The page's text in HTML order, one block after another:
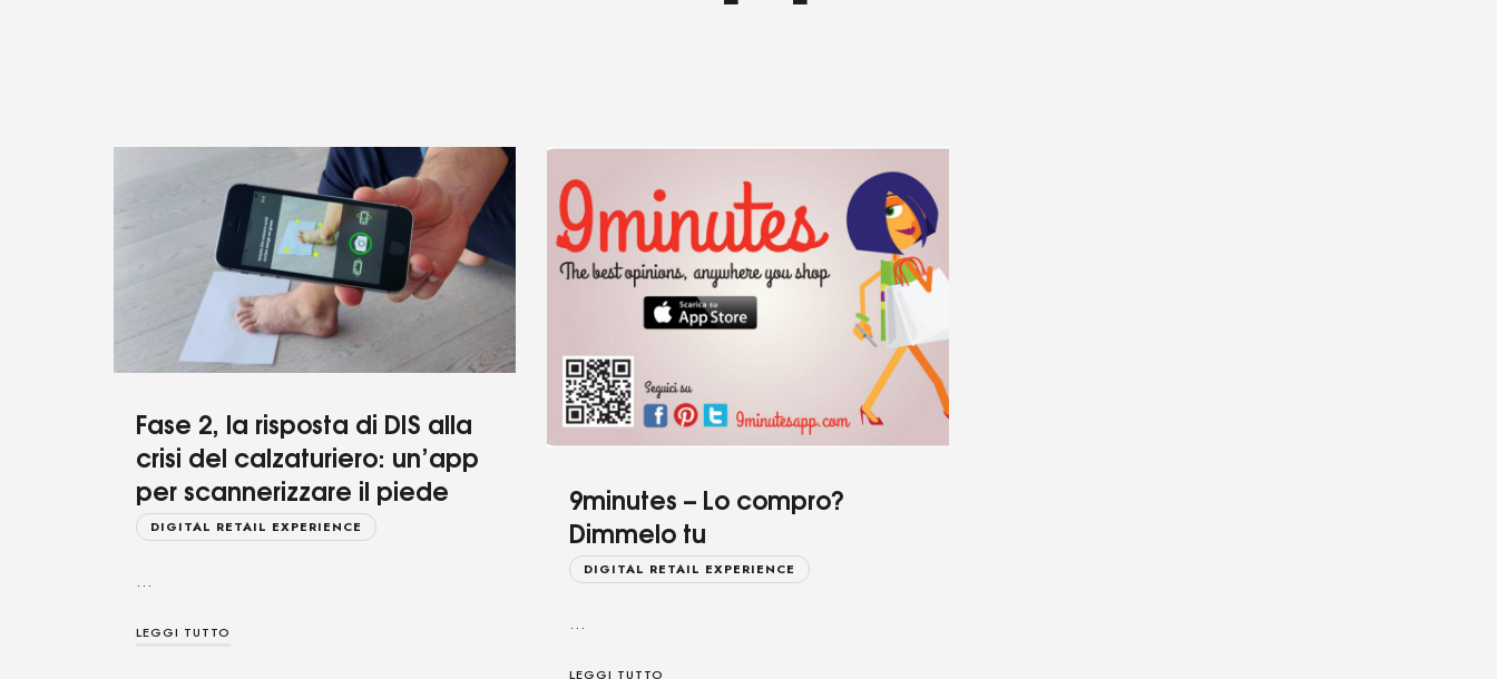
Fase 2, la risposta di DIS alla
crisi del calzaturiero: un’app
per scannerizzare il piede
DIGITAL RETAIL EXPERIENCE
…
LEGGI TUTTO
9minutes – Lo compro?
Dimmelo tu
DIGITAL RETAIL EXPERIENCE
…
LEGGI TUTTO